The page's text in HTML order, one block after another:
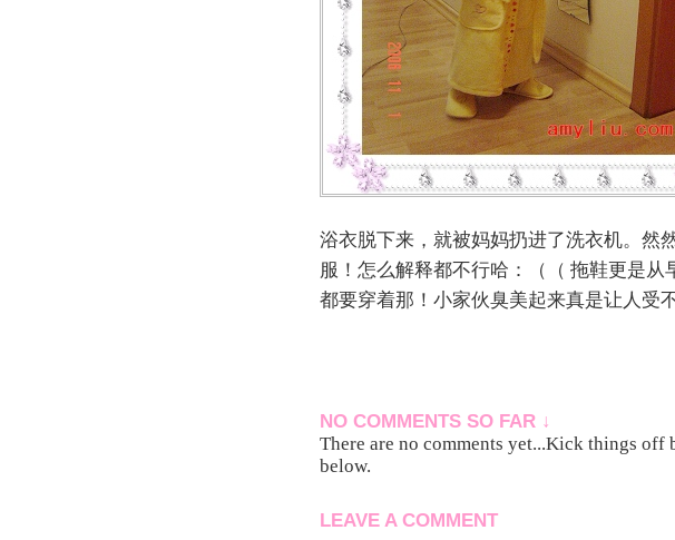
浴衣脱下来，就被妈妈扔进了洗衣机。然
服！怎么解释都不行哈：（（ 拖鞋更是从
都要穿着那！小家伙臭美起来真是让人受
NO COMMENTS SO FAR ↓
There are no comments yet...Kick things
below.
LEAVE A COMMENT